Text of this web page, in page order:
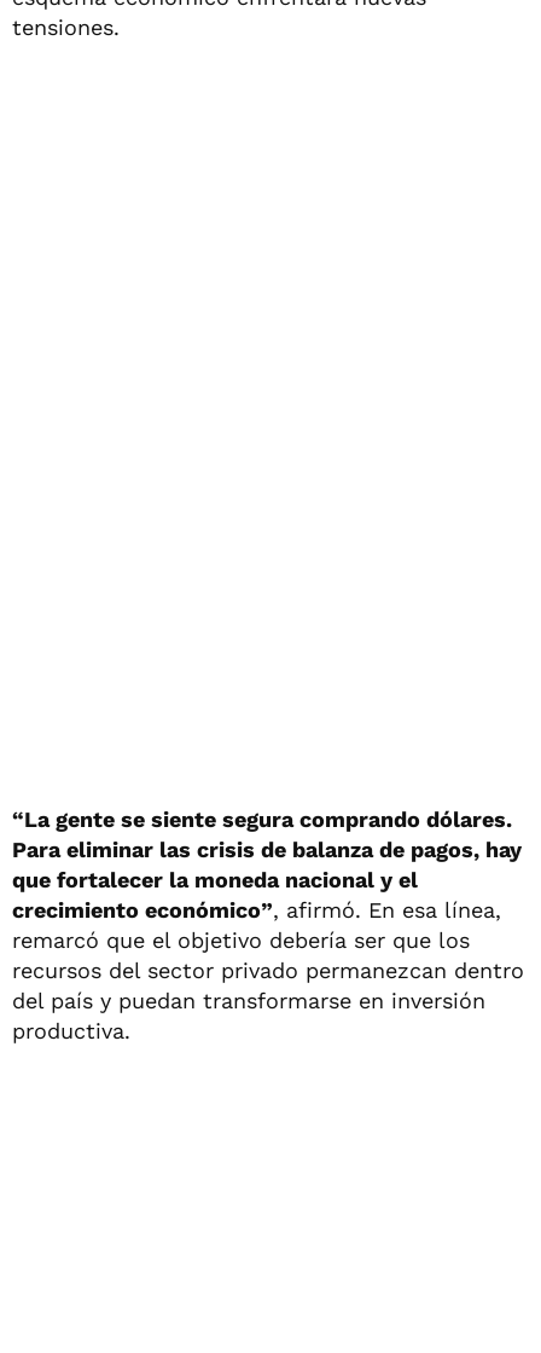
tensiones.
“La gente se siente segura comprando dólares.
Para eliminar las crisis de balanza de pagos, hay
que fortalecer la moneda nacional y el
crecimiento económico”, afirmó. En esa línea,
remarcó que el objetivo debería ser que los
recursos del sector privado permanezcan dentro
del país y puedan transformarse en inversión
productiva.